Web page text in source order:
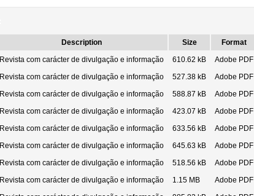
Description Size
Format
Revista com carácter de divulgação e informação 610.62 kB Adobe PDF
Revista com carácter de divulgação e informação 527.38 kB Adobe PDF
Revista com carácter de divulgação e informação 588.87 kB Adobe PDF
Revista com carácter de divulgação e informação 423.07 kB Adobe PDF
Revista com carácter de divulgação e informação 633.56 kB Adobe PDF
Revista com carácter de divulgação e informação 645.63 kB Adobe PDF
Revista com carácter de divulgação e informação 518.56 kB Adobe PDF
Revista com carácter de divulgação e informação 1.15 MB Adobe PDF